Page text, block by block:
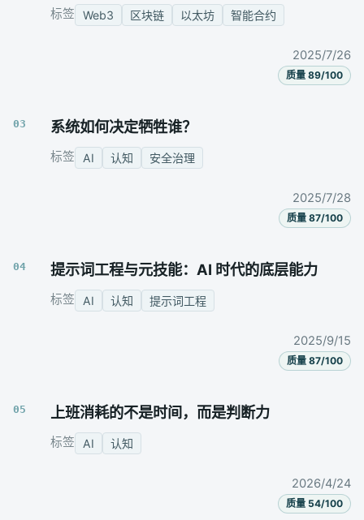
标签 Web3 区块链 以太坊 智能合约
2025/7/26
质量 89/100
03 系统如何决定牺牲谁？
标签 AI 认知 安全治理
2025/7/28
质量 87/100
04 提示词工程与元技能：AI 时代的底层能力
标签 AI 认知 提示词工程
2025/9/15
质量 87/100
05 上班消耗的不是时间，而是判断力
标签 AI 认知
2026/4/24
质量 54/100